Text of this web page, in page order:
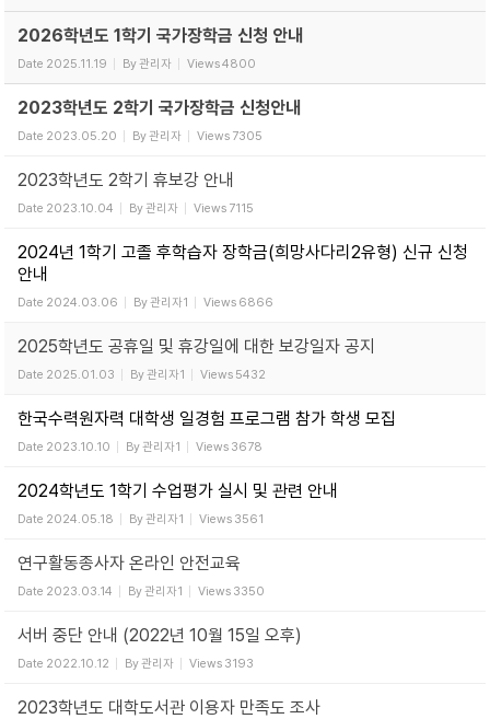
2026학년도 1학기 국가장학금 신청 안내
Date 2025.11.19 By관리자 Views4800
2023학년도 2학기 국가장학금 신청안내
Date 2023.05.20 By관리자 Views 7305
2023학년도 2학기 휴보강 안내
Date 2023.10.04 By관리자 Views 7115
2024년 1학기 고졸 후학습자 장학금(희망사다리2유형) 신규 신청
안내
Date 2024.03.06 By관리자1 Views 6866
2025학년도 공휴일 및 휴강일에 대한 보강일자 공지
Date 2025.01.03 By관리자1 Views 5432
한국수력원자력 대학생 일경험 프로그램 참가 학생 모집
Date 2023.10.10 By관리자1 Views 3678
2024학년도 1학기 수업평가 실시 및 관련 안내
Date 2024.05.18 By관리자1 Views 3561
연구활동종사자 온라인 안전교육
Date 2023.03.14 By관리자1 Views 3350
서버 중단 안내 (2022년 10월 15일 오후)
Date 2022.10.12 By관리자 Views 3193
2023학년도 대학도서관 이용자 만족도 조사